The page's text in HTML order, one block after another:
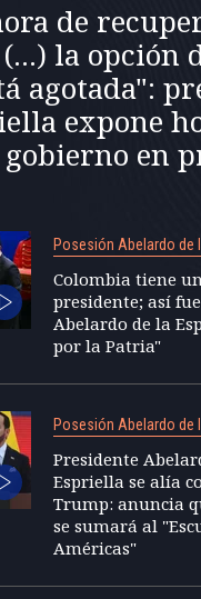
de
la opción
agotada":
expone
en
Posesión Abelardo de
Colombia tiene
presidente; así
Abelardo de la
por la Patria"
Posesión Abelardo de
Presidente
Espriella se alía
Trump: anuncia
se sumará al
Américas"